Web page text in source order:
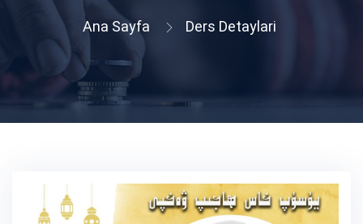
Ana Sayfa Ders Detaylari